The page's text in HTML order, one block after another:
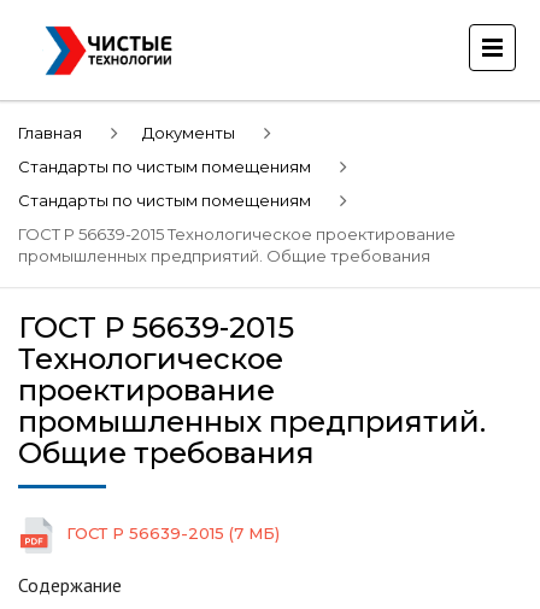
Главная
Документы
Стандарты по чистым помещениям
Стандарты по чистым помещениям
ГОСТ Р 56639-2015 Технологическое проектирование
промышленных предприятий. Общие требования
ГОСТ Р 56639-2015
Технологическое
проектирование
промышленных предприятий.
Общие требования
ГОСТ Р 56639-2015 (7 МБ)
Содержание